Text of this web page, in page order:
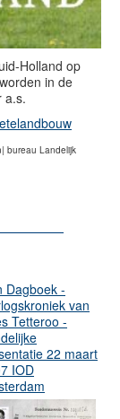
Holland op
in de
a.s.
bureau Landelijk
Dagboek -
van
Tetteroo -
22 maart
IOD